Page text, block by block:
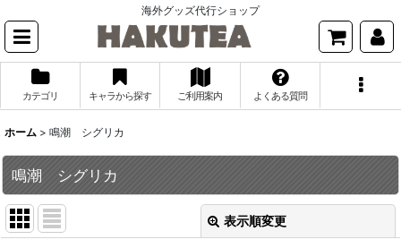
海外グッズ代行ショップ
カテゴリ キャラから探す ご利用案内 よくある質問
ホーム > 鳴潮 シグリカ
鳴潮 シグリカ
表示順変更